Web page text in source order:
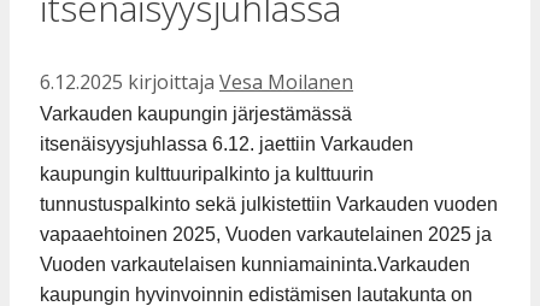
6.12.2025 kirjoittaja Vesa Moilanen
Varkauden kaupungin järjestämässä
itsenäisyysjuhlassa 6.12. jaettiin Varkauden
kaupungin kulttuuripalkinto ja kulttuurin
tunnustuspalkinto sekä julkistettiin Varkauden vuoden
vapaaehtoinen 2025, Vuoden varkautelainen 2025 ja
Vuoden varkautelaisen kunniamaininta.Varkauden
kaupungin hyvinvoinnin edistämisen lautakunta on